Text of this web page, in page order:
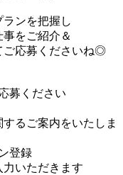
ンを把握し
をご紹介＆
ご応募くださいね◎
募ください
るご案内をいたしま
登録
いただきます